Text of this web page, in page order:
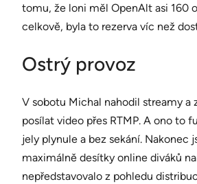
tomu, že loni měl OpenAlt asi 160
celkově, byla to rezerva víc než
Ostrý provoz
V sobotu Michal nahodil streamy a
posílat video přes RTMP. A ono to
jely plynule a bez sekání. Nakonec
maximálně desítky online diváků
nepředstavovalo z pohledu